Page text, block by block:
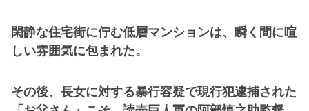
閑静な住宅街に佇む低層マンションは、瞬く間に喧
しい雰囲気に包まれた。
その後、長女に対する暴行容疑で現行犯逮捕された